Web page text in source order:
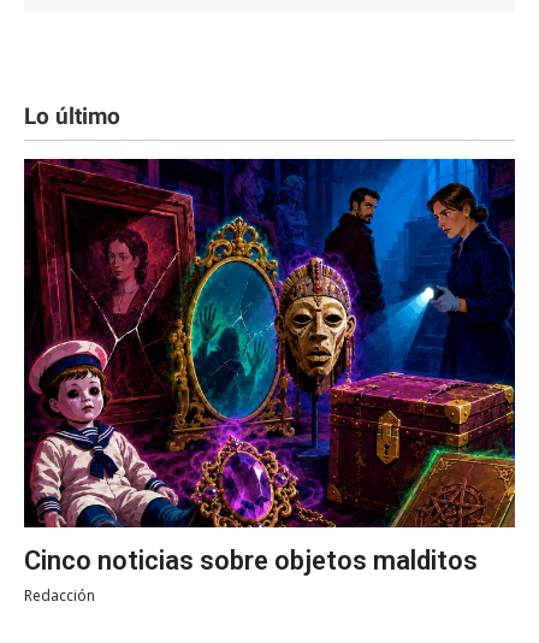
Lo último
Cinco noticias sobre objetos malditos
Redacción